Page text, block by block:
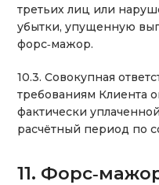
третьих лиц или
убытки, упущенную
форс‑мажор.
10.3. Совокупная
требованиям Клиента
фактически
расчётный период по
11.